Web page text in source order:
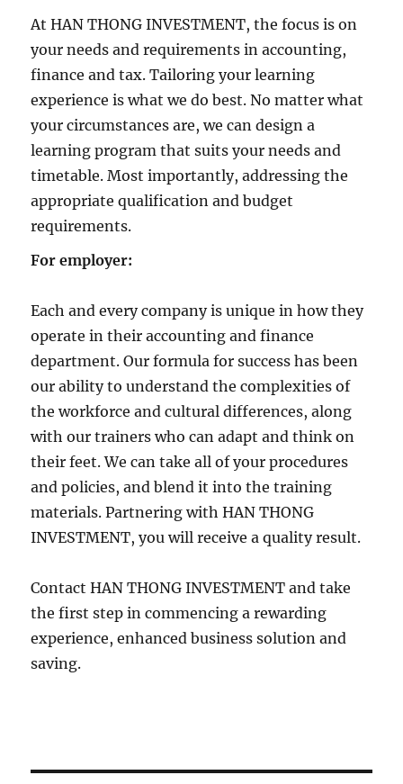
At HAN THONG INVESTMENT, the focus is on
your needs and requirements in accounting,
finance and tax. Tailoring your learning
experience is what we do best. No matter what
your circumstances are, we can design a
learning program that suits your needs and
timetable. Most importantly, addressing the
appropriate qualification and budget
requirements.
For employer:
Each and every company is unique in how they
operate in their accounting and finance
department. Our formula for success has been
our ability to understand the complexities of
the workforce and cultural differences, along
with our trainers who can adapt and think on
their feet. We can take all of your procedures
and policies, and blend it into the training
materials. Partnering with HAN THONG
INVESTMENT, you will receive a quality result.
Contact HAN THONG INVESTMENT and take
the first step in commencing a rewarding
experience, enhanced business solution and
saving.